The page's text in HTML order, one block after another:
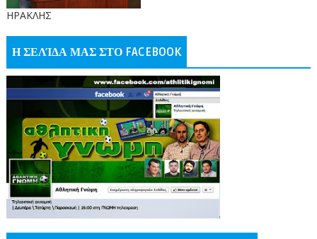
ΗΡΑΚΛΗΣ
Η ΣΕΛΊΔΑ ΜΑΣ ΣΤΟ FACEBOOK